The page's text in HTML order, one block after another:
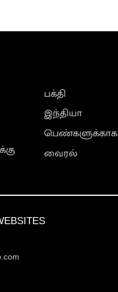
பக்தி
இந்தியா
பெண்களுக்காக
வைரல்